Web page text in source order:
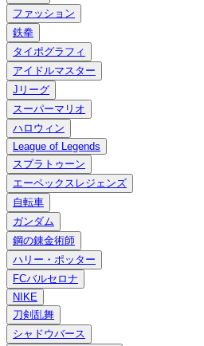
ファッション
鉄拳
タイポグラフィ
アイドルマスター
Jリーグ
スーパーマリオ
ハロウィン
League of Legends
スプラトゥーン
エーペックスレジェンズ
自転車
ガンダム
鋼の錬金術師
ハリー・ポッター
FCバルセロナ
NIKE
刀剣乱舞
シャドウバース